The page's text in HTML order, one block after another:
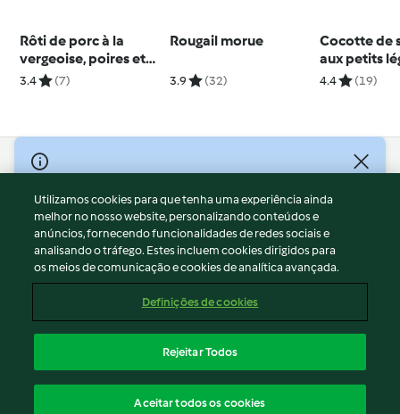
Rôti de porc à la
vergeoise, poires et
panais
3.4 (7)
Rougail morue
3.9 (32)
Cocotte de
aux petits
4.4 (19)
© Copyright 2026
Termos de Utilização
Aviso sobre Proteção de Dados
Aviso
Apoio legal
Conteúdo do relatório
Declaração de acessibilidade
Utilizamos cookies para que tenha uma experiência ainda
melhor no nosso website, personalizando conteúdos e
anúncios, fornecendo funcionalidades de redes sociais e
analisando o tráfego. Estes incluem cookies dirigidos para
os meios de comunicação e cookies de analítica avançada.
Definições de cookies
Rejeitar Todos
Aceitar todos os cookies